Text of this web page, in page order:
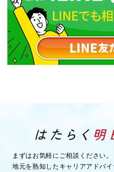
まずはお気軽にご相談ください。
地元を熟知したキャリアアドバ